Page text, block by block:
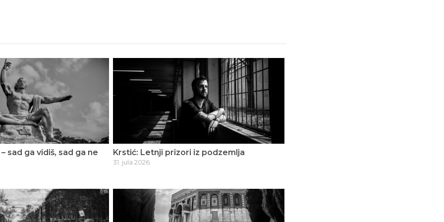
sad ga vidiš, sad ga ne
Krstić: Letnji prizori iz podzemlja
31. jula 2026.